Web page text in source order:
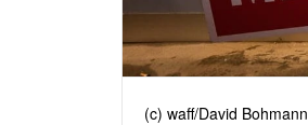
(c) waff/David Bohmann